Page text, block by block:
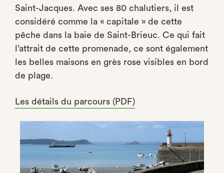
Saint-Jacques. Avec ses 80 chalutiers, il est
considéré comme la « capitale » de cette
pêche dans la baie de Saint-Brieuc. Ce qui fait
l’attrait de cette promenade, ce sont également
les belles maisons en grès rose visibles en bord
de plage.
Les détails du parcours (PDF)